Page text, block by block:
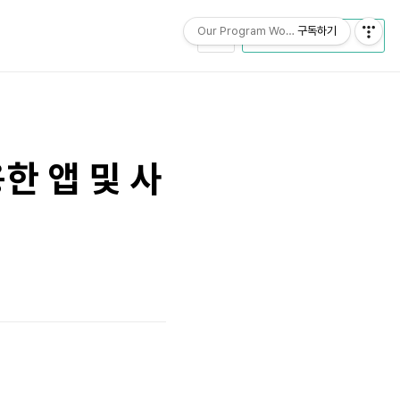
CATEGORY
앱 및 사
Our Program World구독하기